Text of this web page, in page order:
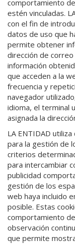
comportamiento
estén vinculadas.
con el fin de
datos de uso que
permite obtener
dirección de
información
que acceden a la
frecuencia y
navegador
idioma, el terminal
asignada la
LA ENTIDAD
para la gestión de
criterios
para intercambiar
publicidad
gestión de los
web haya incluido
posible. Estas
comportamiento
observación
que permite